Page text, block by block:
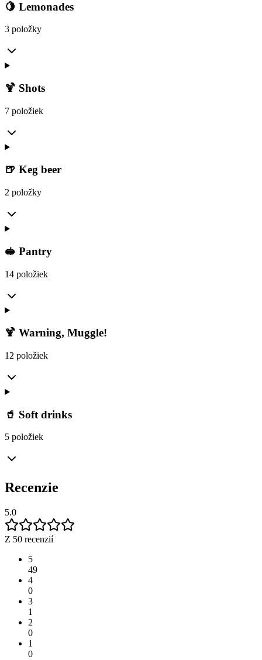
🍋 Lemonades
3 položky
🍹 Shots
7 položiek
🍺 Keg beer
2 položky
🥪 Pantry
14 položiek
🍹 Warning, Muggle!
12 položiek
🥤 Soft drinks
5 položiek
Recenzie
5.0
Z 50 recenzií
5
49
4
0
3
1
2
0
1
0